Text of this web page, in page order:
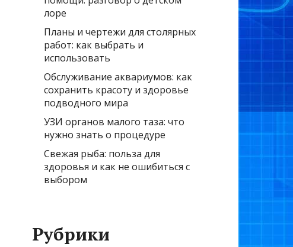
лоре
Планы и чертежи для столярных
работ: как выбрать и
использовать
Обслуживание аквариумов: как
сохранить красоту и здоровье
подводного мира
УЗИ органов малого таза: что
нужно знать о процедуре
Свежая рыба: польза для
здоровья и как не ошибиться с
выбором
Рубрики